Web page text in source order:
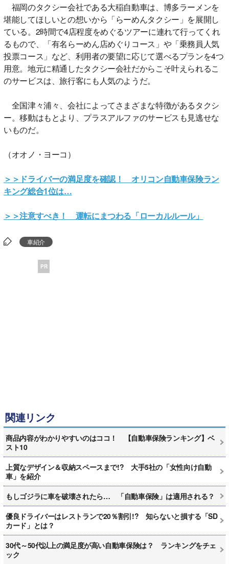
福岡のタクシー会社である大稲自動車は、博多ラーメンを
堪能してほしいとの想いから「らーめんタクシー」を展開し
ている。2時間で4店程度をめぐるツアーに連れて行ってくれ
るもので、「有名らーめん店めぐりコース」や「乗務員人気
投票コース」など、利用者の要望に応じて選べるプランを4つ
用意。地元に精通したタクシー会社だからこそ叶えられるこ
のサービスは、旅行客にも人気のようだ。
全国津々浦々、会社によってさまざまな特徴があるタクシ
ー。移動はもとより、プラスアルファのサービスも見逃せな
いものだ。
（オオノ・ヨーコ）
＞＞ドライバーの満足度を確認！ オリコン自動車保険ラン
キング総合1位は…
＞＞注意すべき！ 運転にまつわる「ローカルルール」
車紹介
PR
関連リンク
商品内容がわかりやすいのはココ！ 【自動車保険ランキング】ベ
スト10
上質なデザイン＆収納スペースまで!? 大手5社の「女性向け自動
車」を紹介
もしゴジラに車を破壊されたら… 「自動車保険」は適用される？
優良ドライバーはレストランで20％割引!? 知らないと損する「SD
カード」とは？
30代～50代以上の満足度が高い自動車保険は？ ランキングをチェ
ック